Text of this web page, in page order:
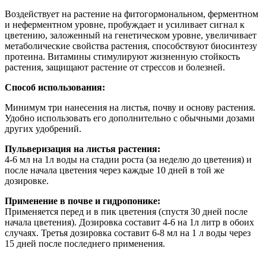
Воздействует на растение на фитогормональном, ферментном
и неферментном уровне, пробуждает и усиливает сигнал к
цветению, заложенный на генетическом уровне, увеличивает
метаболические свойства растения, способствуют биосинтезу
протеина. Витамины стимулируют жизненную стойкость
растения, защищают растение от стрессов и болезней.
Способ использования:
Минимум три нанесения на листья, почву и основу растения.
Удобно использовать его дополнительно с обычными дозами
других удобрений.
Пульверизация на листья растения:
4-6 мл на 1л воды на стадии роста (за неделю до цветения) и
после начала цветения через каждые 10 дней в той же
дозировке.
Применение в почве и гидропонике:
Применяется перед и в пик цветения (спустя 30 дней после
начала цветения). Дозировка составит 4-6 на 1л литр в обоих
случаях. Третья дозировка составит 6-8 мл на 1 л воды через
15 дней после последнего применения.